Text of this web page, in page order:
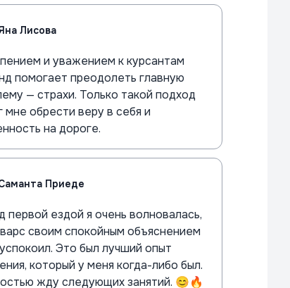
Лисова
и уважением к курсантам
помогает преодолеть главную
— страхи. Только такой подход
мне обрести веру в себя и
на дороге.
Приеде
первой ездой я очень волновалась,
своим спокойным объяснением
Это был лучший опыт
который у меня когда-либо был.
жду следующих занятий. 😊🔥